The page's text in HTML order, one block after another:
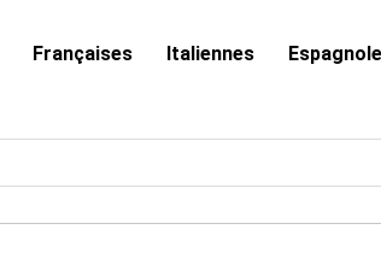
Françaises Italiennes